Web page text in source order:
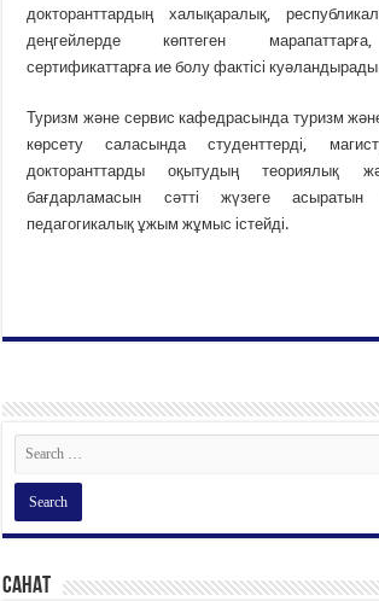
докторанттардың халықаралық,
деңгейлерде көптеген
сертификаттарға ие болу фактісі
Туризм және сервис кафедрасында туризм
көрсету саласында студенттерді,
докторанттарды оқытудың теориялық
бағдарламасын сәтті жүзеге асыратын
педагогикалық ұжым жұмыс істейді.
САНАТ